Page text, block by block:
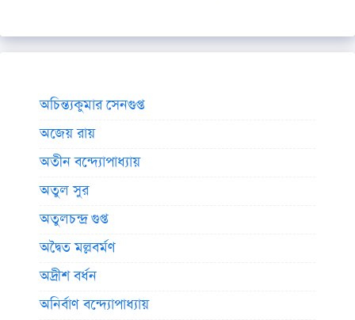
অচিন্ত্যকুমার সেনগুপ্ত
অজেয় রায়
অতীন বন্দ্যোপাধ্যায়
অতুল সুর
অতুলচন্দ্র গুপ্ত
অদ্বৈত মল্লবর্মণ
অদ্রীশ বর্ধন
অনির্বাণ বন্দ্যোপাধ্যায়